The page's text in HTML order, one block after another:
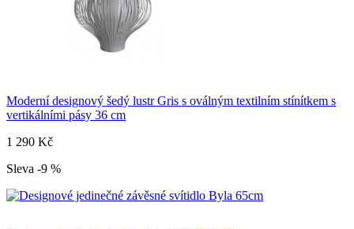
Moderní designový šedý lustr Gris s oválným textilním stínítkem s
vertikálními pásy 36 cm
1 290 Kč
Sleva -9 %